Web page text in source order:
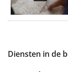
Diensten in de